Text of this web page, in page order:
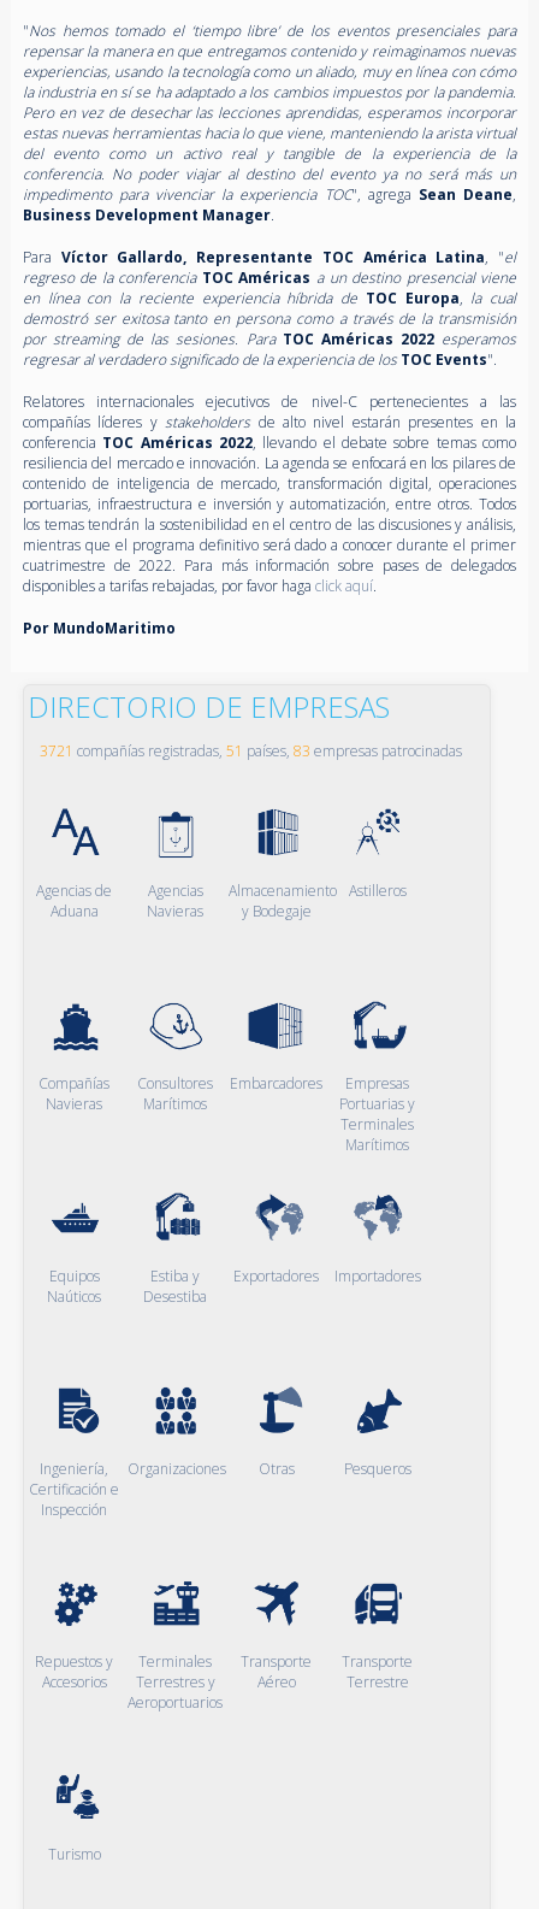
"Nos hemos tomado el ‘tiempo libre’ de los eventos presenciales para
repensar la manera en que entregamos contenido y reimaginamos nuevas
experiencias, usando la tecnología como un aliado, muy en línea con cómo
la industria en sí se ha adaptado a los cambios impuestos por la pandemia.
Pero en vez de desechar las lecciones aprendidas, esperamos incorporar
estas nuevas herramientas hacia lo que viene, manteniendo la arista virtual
del evento como un activo real y tangible de la experiencia de la
conferencia. No poder viajar al destino del evento ya no será más un
impedimento para vivenciar la experiencia TOC", agrega Sean Deane,
Business Development Manager.
Para Víctor Gallardo, Representante TOC América Latina, "el
regreso de la conferencia TOC Américas a un destino presencial viene
en línea con la reciente experiencia híbrida de TOC Europa, la cual
demostró ser exitosa tanto en persona como a través de la transmisión
por streaming de las sesiones. Para TOC Américas 2022 esperamos
regresar al verdadero significado de la experiencia de los TOC Events".
Relatores internacionales ejecutivos de nivel-C pertenecientes a las
compañías líderes ystakeholders de alto nivel estarán presentes en la
conferencia TOC Américas 2022, llevando el debate sobre temas como
resiliencia del mercado e innovación. La agenda se enfocará en los pilares de
contenido de inteligencia de mercado, transformación digital, operaciones
portuarias, infraestructura e inversión y automatización, entre otros. Todos
los temas tendrán la sostenibilidad en el centro de las discusiones y análisis,
mientras que el programa definitivo será dado a conocer durante el primer
cuatrimestre de 2022. Para más información sobre pases de delegados
disponibles a tarifas rebajadas, por favor haga click aquí.
Por MundoMaritimo
DIRECTORIO DE EMPRESAS
3721 compañías registradas, 51 países, 83 empresas patrocinadas
Agencias de
Aduana
Agencias
Navieras
Almacenamiento
y Bodegaje
Astilleros
Compañías
Navieras
Consultores
Marítimos
Embarcadores
Empresas
Portuarias y
Terminales
Marítimos
Equipos
Naúticos
Estiba y
Desestiba
Exportadores Importadores
Ingeniería,
Certificación e
Inspección
Organizaciones Otras Pesqueros
Repuestos y
Accesorios
Terminales
Terrestres y
Aeroportuarios
Transporte
Aéreo
Transporte
Terrestre
Turismo